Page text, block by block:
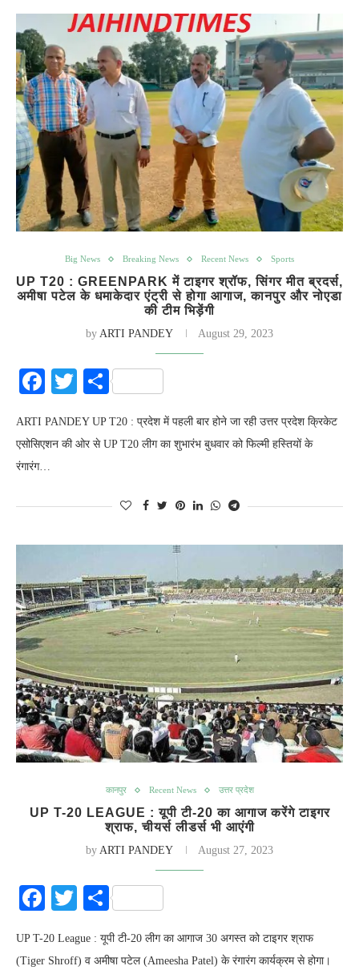
Big News Breaking News Recent News Sports
UP T20 : GREENPARK में टाइगर श्रॉफ, सिंगर मीत ब्रदर्स,
अमीषा पटेल के धमाकेदार एंट्री से होगा आगाज, कानपुर और नोएडा
की टीम भिड़ेंगी
by ARTI PANDEY August 29, 2023
Facebook
Twitter
Share
ARTI PANDEY UP T20 : प्रदेश में पहली बार होने जा रही उत्तर प्रदेश क्रिकेट
एसोसिएशन की ओर से UP T20 लीग का शुभारंभ बुधवार को फिल्मी हस्तियों के
रंगारंग…
कानपुर Recent News उत्तर प्रदेश
UP T-20 LEAGUE : यूपी टी-20 का आगाज करेंगे टाइगर
श्राफ, चीयर्स लीडर्स भी आएंगी
by ARTI PANDEY August 27, 2023
Facebook
Twitter
Share
UP T-20 League : यूपी टी-20 लीग का आगाज 30 अगस्त को टाइगर श्राफ
(Tiger Shroff) व अमीषा पटेल (Ameesha Patel) के रंगारंग कार्यक्रम से होगा।